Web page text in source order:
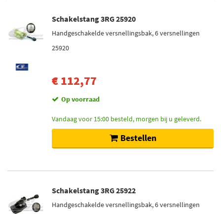
Schakelstang 3RG 25920
Handgeschakelde versnellingsbak, 6 versnellingen
25920
€ 112,77
Op voorraad
Vandaag voor 15:00 besteld, morgen bij u geleverd.
Bestellen
Schakelstang 3RG 25922
Handgeschakelde versnellingsbak, 6 versnellingen